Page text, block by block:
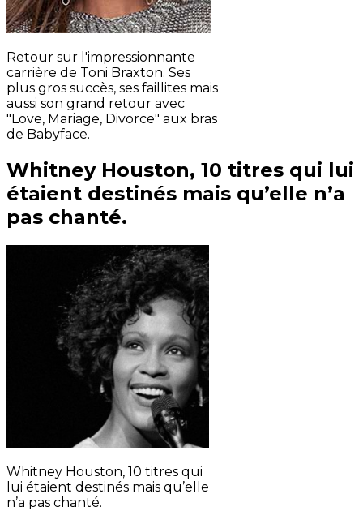
Retour sur l'impressionnante
carrière de Toni Braxton. Ses
plus gros succès, ses faillites mais
aussi son grand retour avec
"Love, Mariage, Divorce" aux bras
de Babyface.
Whitney Houston, 10 titres qui lui
étaient destinés mais qu’elle n’a
pas chanté.
Whitney Houston, 10 titres qui
lui étaient destinés mais qu’elle
n’a pas chanté.